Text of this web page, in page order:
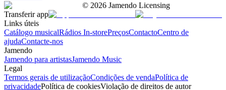
© 2026 Jamendo Licensing
Transferir app
Links úteis
Catálogo musicalRádios In-storePreçosContactoCentro de
ajudaContacte-nos
Jamendo
Jamendo para artistasJamendo Music
Legal
Termos gerais de utilizaçãoCondições de vendaPolítica de
privacidadePolítica de cookiesViolação de direitos de autor